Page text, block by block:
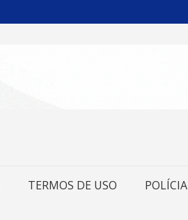
TERMOS DE USO POLÍCIA